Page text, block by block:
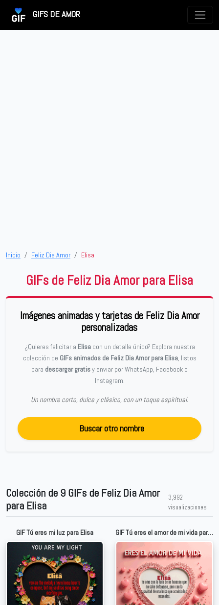
GIFS DE AMOR
Inicio Feliz Dia Amor Elisa
GIFs de Feliz Dia Amor para Elisa
Imágenes animadas y tarjetas de Feliz Dia Amor
personalizadas
¿Quieres felicitar a Elisacon un detalle único? Explora nuestra
colección de GIFs animados de Feliz Dia Amor para Elisa, listos
para descargar gratisy enviar por WhatsApp, Facebook o
Instagram.
Un nombre corto, dulce y clásico, con un toque espiritual.
Buscar otro nombre
Colección de 9 GIFs de Feliz Dia Amor
para Elisa
3,992
visualizaciones
GIF Tú eres mi luz para Elisa GIF Tú eres el amor de mi vida para Elisa